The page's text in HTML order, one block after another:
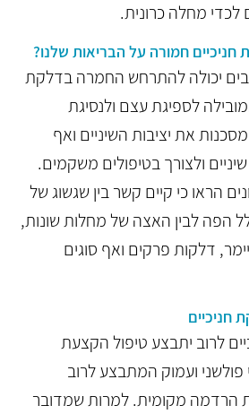
לכדי מחלה כרונית.
חניכיים חמורה על הבריאות שלנו?
יכולה להתרחש החמרה בדלקת
לספיגת עצם ולנסיגת
את יציבות השיניים ואף
ולצורך בטיפולים משקמים.
הראו כי קיים קשר בין שגשוג של
הפה לבין האצה של מחלות שונות,
דלקות פרקים ואף סוגים
חניכיים
לרוב יתבצע טיפול הקצעת
פולשני ועמוק המתבצע לרוב
הרדמה מקומית. למרות שמדובר